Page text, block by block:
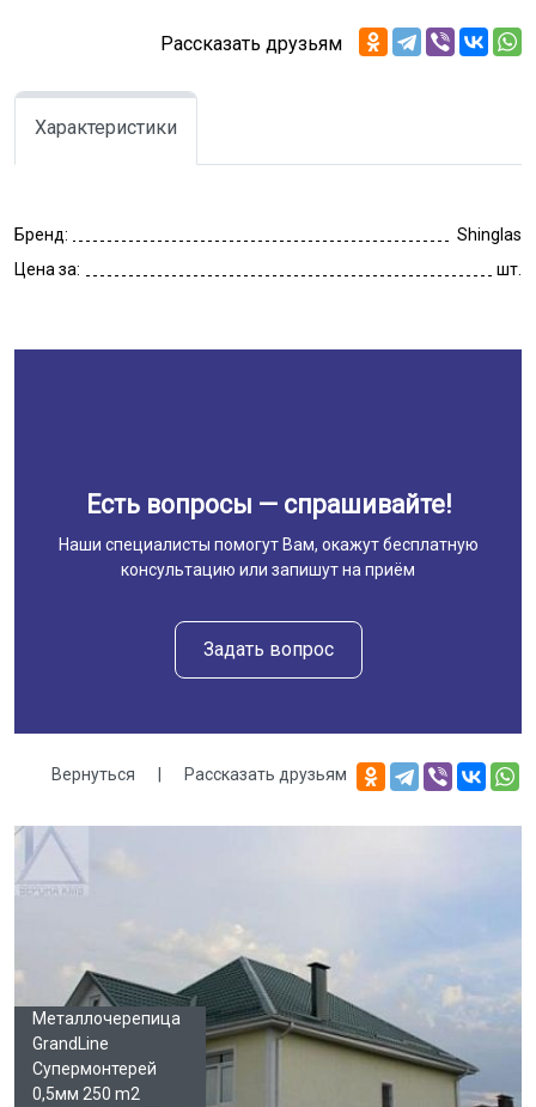
Рассказать друзьям
Характеристики
Бренд:
Shinglas
Цена за:
шт.
Есть вопросы — спрашивайте!
Наши специалисты помогут Вам, окажут бесплатную
консультацию или запишут на приём
Задать вопрос
Вернуться | Рассказать друзьям
Галерея
Металлочерепица
GrandLine
Супермонтерей
0,5мм 250 m2